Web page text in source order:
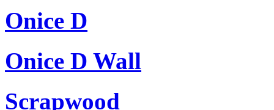
Onice D
Onice D Wall
Scrapwood